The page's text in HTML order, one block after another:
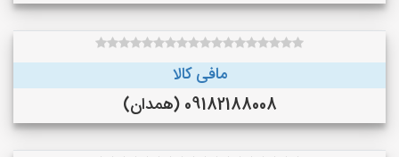
مافی کالا
09182188008 (همدان)